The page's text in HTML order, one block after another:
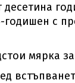
с
мярка